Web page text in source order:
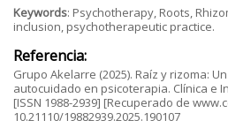
Keywords: Psychotherapy, Roots,
inclusion, psychotherapeutic practice.
Referencia:
Grupo Akelarre (2025). Raíz y rizoma:
autocuidado en psicoterapia. Clínica e
[ISSN 1988-2939] [Recuperado de
10.21110/19882939.2025.190107